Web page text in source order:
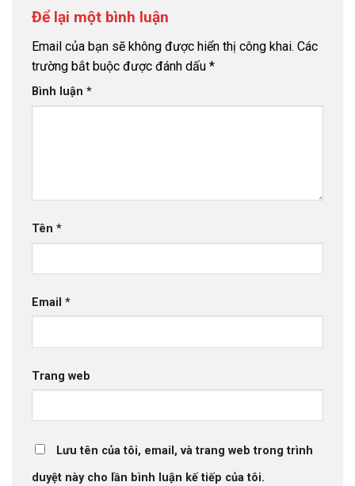
Để lại một bình luận
Email của bạn sẽ không được hiển thị công khai. Các
trường bắt buộc được đánh dấu *
Bình luận *
Tên *
Email *
Trang web
Lưu tên của tôi, email, và trang web trong trình
duyệt này cho lần bình luận kế tiếp của tôi.